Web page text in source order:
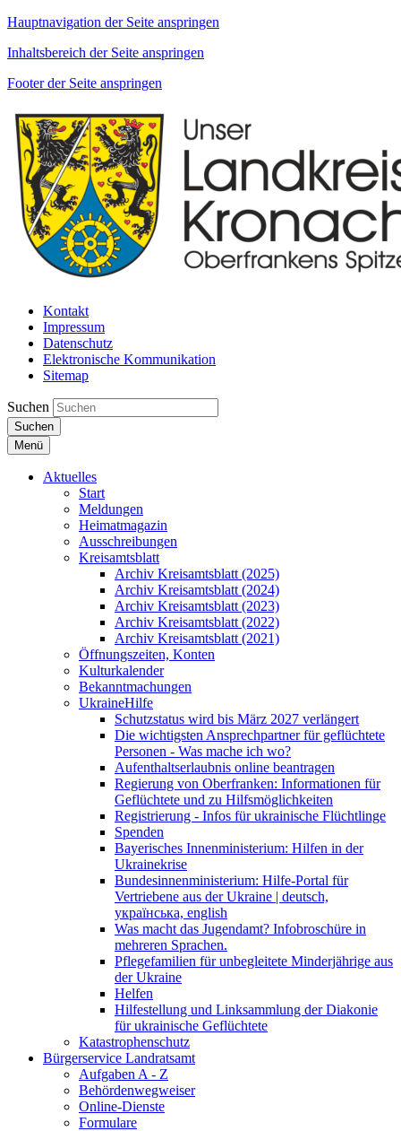
Hauptnavigation der Seite anspringen
Inhaltsbereich der Seite anspringen
Footer der Seite anspringen
Kontakt
Impressum
Datenschutz
Elektronische Kommunikation
Sitemap
Suchen
Suchen
Menü
Aktuelles
Start
Meldungen
Heimatmagazin
Ausschreibungen
Kreisamtsblatt
Archiv Kreisamtsblatt (2025)
Archiv Kreisamtsblatt (2024)
Archiv Kreisamtsblatt (2023)
Archiv Kreisamtsblatt (2022)
Archiv Kreisamtsblatt (2021)
Öffnungszeiten, Konten
Kulturkalender
Bekanntmachungen
UkraineHilfe
Schutzstatus wird bis März 2027 verlängert
Die wichtigsten Ansprechpartner für geflüchtete
Personen - Was mache ich wo?
Aufenthaltserlaubnis online beantragen
Regierung von Oberfranken: Informationen für
Geflüchtete und zu Hilfsmöglichkeiten
Registrierung - Infos für ukrainische Flüchtlinge
Spenden
Bayerisches Innenministerium: Hilfen in der
Ukrainekrise
Bundesinnenministerium: Hilfe-Portal für
Vertriebene aus der Ukraine | deutsch,
українська, english
Was macht das Jugendamt? Infobroschüre in
mehreren Sprachen.
Pflegefamilien für unbegleitete Minderjährige aus
der Ukraine
Helfen
Hilfestellung und Linksammlung der Diakonie
für ukrainische Geflüchtete
Katastrophenschutz
Bürgerservice Landratsamt
Aufgaben A - Z
Behördenwegweiser
Online-Dienste
Formulare